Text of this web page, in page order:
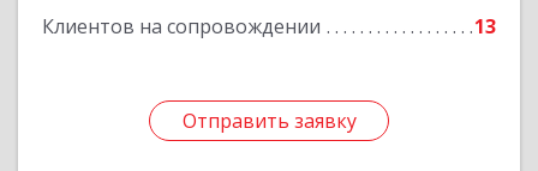
Клиентов на сопровождении 13
Отправить заявку
Подробнее
Отправить заявку